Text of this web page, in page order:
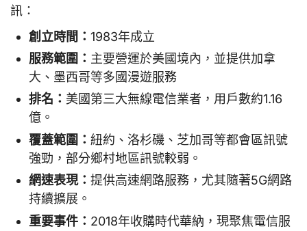
訊：
創立時間： 1983年成立
服務範圍： 主要營運於美國境內，並提供加拿
大、墨西哥等多國漫遊服務
排名： 美國第三大無線電信業者，用戶數約1.16
億。
覆蓋範圍： 紐約、洛杉磯、芝加哥等都會區訊號
強勁，部分鄉村地區訊號較弱。
網速表現： 提供高速網路服務，尤其隨著5G網路
持續擴展。
重要事件： 2018年收購時代華納，現聚焦電信服